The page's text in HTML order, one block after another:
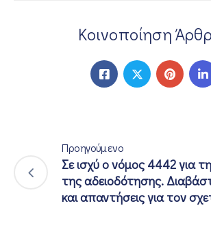
Κοινοποίηση
Προηγούμενο
Σε ισχύ ο νόμος 4442 για
της αδειοδότησης.
και απαντήσεις για τον